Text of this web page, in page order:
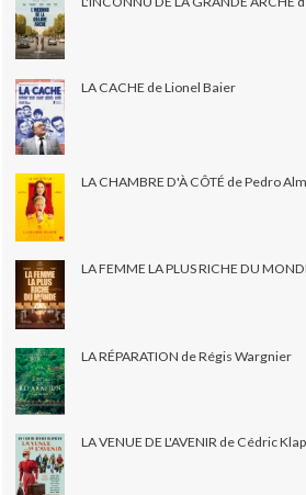
LA CACHE de Lionel Baier
LA CHAMBRE D'À CÔTÉ de Pedro
LA FEMME LA PLUS RICHE DU
LA RÉPARATION de Régis Wargnier
LA VENUE DE L'AVENIR de Cédric